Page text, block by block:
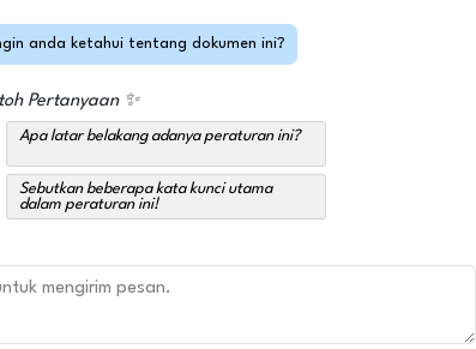
Pertanyaan ✨
Apa latar belakang adanya peraturan ini?
Sebutkan beberapa kata kunci utama
dalam peraturan ini!
anda ketahui tentang dokumen ini?